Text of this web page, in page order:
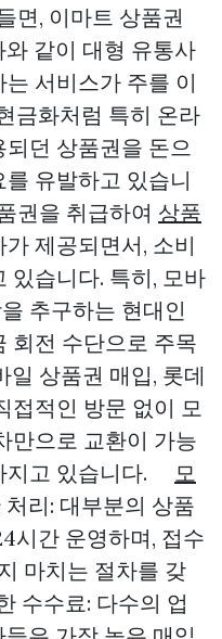
면, 이마트 상품권
같이 대형 유통사
서비스가 주를 이
금화처럼 특히 온라
던 상품권을 돈으
유발하고 있습니
권을 취급하여 상품
제공되면서, 소비
있습니다. 특히, 모바
추구하는 현대인
회전 수단으로 주목
일 상품권 매입, 롯데
접적인 방문 없이 모
만으로 교환이 가능
지고 있습니다. 모
처리: 대부분의 상품
시간 운영하며, 접수
마치는 절차를 갖
수료: 다수의 업